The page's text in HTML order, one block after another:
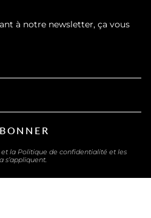
à notre newsletter, ça vous
et la Politique de confidentialité et les
s’appliquent.